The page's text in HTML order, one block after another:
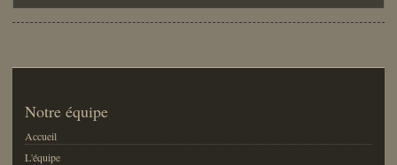
Notre équipe
Accueil
L'équipe